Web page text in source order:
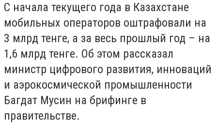
С начала текущего года в Казахстане
мобильных операторов оштрафовали на
3 млрд тенге, а за весь прошлый год – на
1,6 млрд тенге. Об этом рассказал
министр цифрового развития, инноваций
и аэрокосмической промышленности
Багдат Мусин на брифинге в
правительстве.